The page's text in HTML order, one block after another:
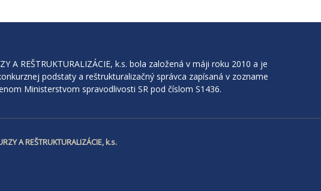
A REŠTRUKTURALIZÁCIE, k.s. bola založená v máji roku 2010 a je
podstaty a reštrukturalizačný správca zapísaná v zozname
Ministerstvom spravodlivosti SR pod číslom S1436.
A REŠTRUKTURALIZÁCIE, k.s.